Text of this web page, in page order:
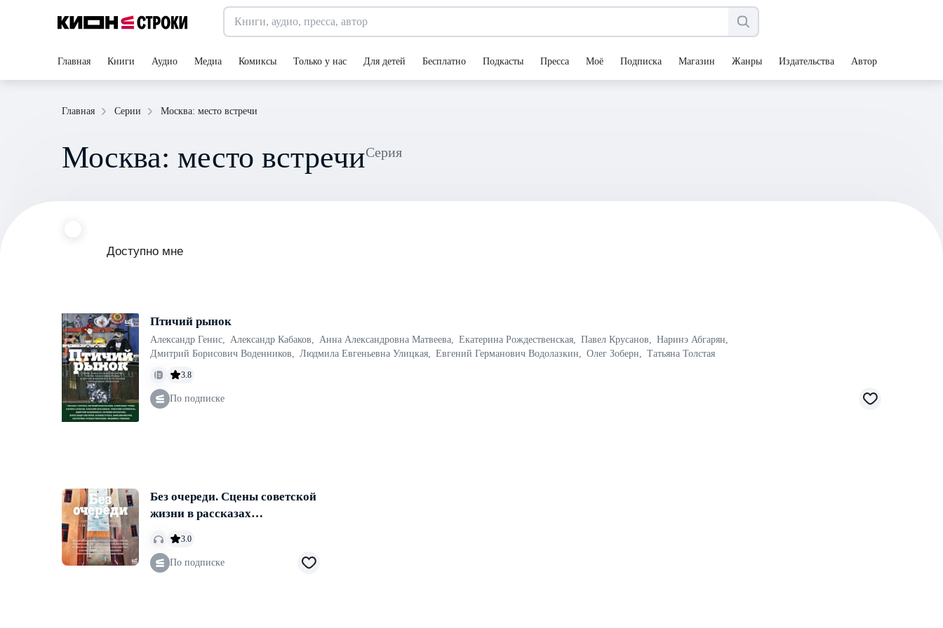
Главная Книги Аудио Медиа Комиксы Только у нас Для детей Бесплатно Подкасты Пресса Моё Подписка Магазин Жанры Издательства Авторы
Главная Серии Москва: место встречи
Москва: место встречи Серия
Доступно мне
Птичий рынок
Александр Генис, Александр Кабаков, Анна Александровна Матвеева, Екатерина Рождественская, Павел Крусанов, Наринэ Абгарян,
Дмитрий Борисович Воденников, Людмила Евгеньевна Улицкая, Евгений Германович Водолазкин, Олег Зоберн, Татьяна Толстая
3.8
По подписке
Без очереди. Сцены советской
жизни в рассказах
3.0
По подписке